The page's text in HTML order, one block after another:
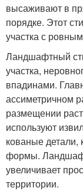
высаживают в
порядке. Этот
участка с
Ландшафтный
участка,
впадинами.
ассиметричном
размещении
используют
кованые
формы.
увеличивает
территории.